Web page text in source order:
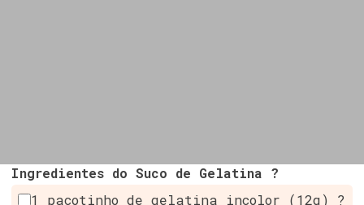
Ingredientes do Suco de Gelatina ?
1 pacotinho de gelatina incolor (12g) ?